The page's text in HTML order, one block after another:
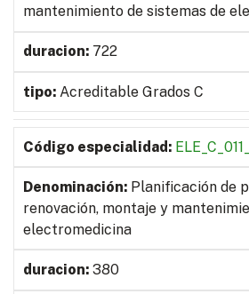
mantenimiento de sistemas de
722
Acreditable Grados C
Planificación de
renovación, montaje y
electromedicina
380